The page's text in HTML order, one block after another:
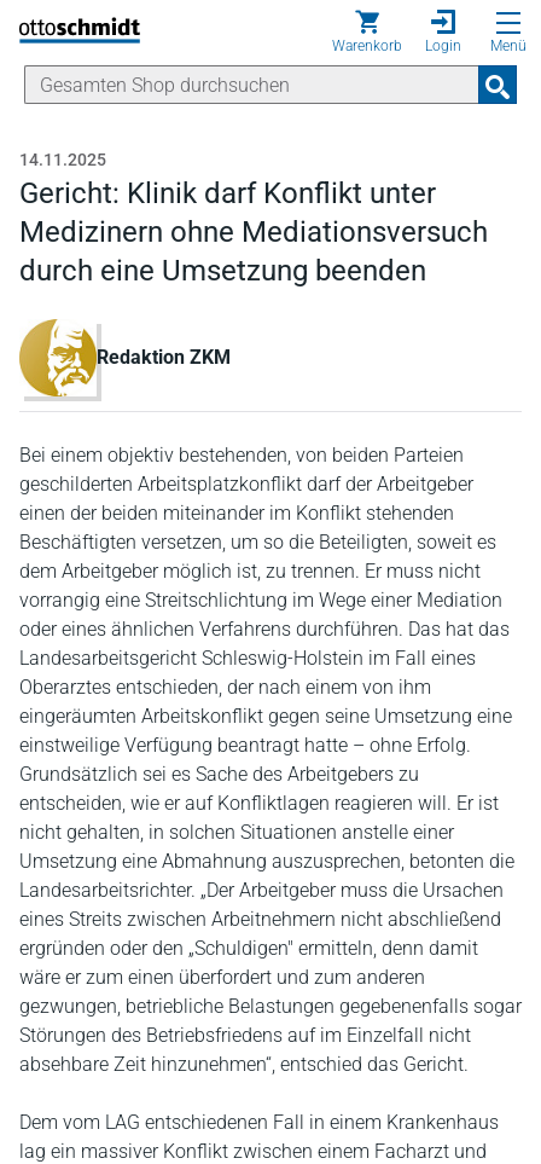
Direkt zum Inhalt
Warenkorb Login Menü
14.11.2025
Gericht: Klinik darf Konflikt unter
Medizinern ohne Mediationsversuch
durch eine Umsetzung beenden
Redaktion ZKM
Bei einem objektiv bestehenden, von beiden Parteien
geschilderten Arbeitsplatzkonflikt darf der Arbeitgeber
einen der beiden miteinander im Konflikt stehenden
Beschäftigten versetzen, um so die Beteiligten, soweit es
dem Arbeitgeber möglich ist, zu trennen. Er muss nicht
vorrangig eine Streitschlichtung im Wege einer Mediation
oder eines ähnlichen Verfahrens durchführen. Das hat das
Landesarbeitsgericht Schleswig-Holstein im Fall eines
Oberarztes entschieden, der nach einem von ihm
eingeräumten Arbeitskonflikt gegen seine Umsetzung eine
einstweilige Verfügung beantragt hatte – ohne Erfolg.
Grundsätzlich sei es Sache des Arbeitgebers zu
entscheiden, wie er auf Konfliktlagen reagieren will. Er ist
nicht gehalten, in solchen Situationen anstelle einer
Umsetzung eine Abmahnung auszusprechen, betonten die
Landesarbeitsrichter. „Der Arbeitgeber muss die Ursachen
eines Streits zwischen Arbeitnehmern nicht abschließend
ergründen oder den „Schuldigen" ermitteln, denn damit
wäre er zum einen überfordert und zum anderen
gezwungen, betriebliche Belastungen gegebenenfalls sogar
Störungen des Betriebsfriedens auf im Einzelfall nicht
absehbare Zeit hinzunehmen“, entschied das Gericht.
Dem vom LAG entschiedenen Fall in einem Krankenhaus
lag ein massiver Konflikt zwischen einem Facharzt und